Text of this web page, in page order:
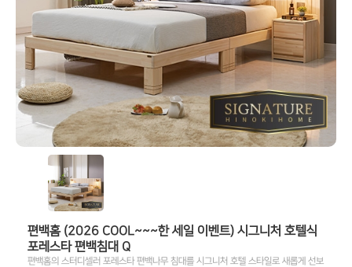
편백홈 (2026 COOL~~~한 세일 이벤트) 시그니처 호텔식
포레스타 편백침대 Q
편백홈의 스터디셀러 포레스타 편백나무 침대를 시그니처 호텔 스타일로 새롭게 선보